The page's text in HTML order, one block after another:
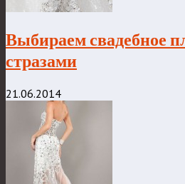
Выбираем свадебное
стразами
21.06.2014